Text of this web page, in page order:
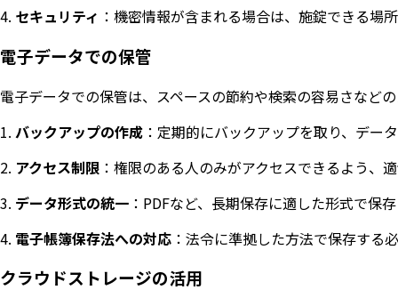
セキュリティ ：機密情報が含まれる場合は、施錠できる場
電子データでの保管
電子データでの保管は、スペースの節約や検索の容易さなど
バックアップの作成 ：定期的にバックアップを取り、デー
アクセス制限 ：権限のある人のみがアクセスできるよう、
データ形式の統一 ：PDFなど、長期保存に適した形式で保
電子帳簿保存法への対応 ：法令に準拠した方法で保存する
クラウドストレージの活用